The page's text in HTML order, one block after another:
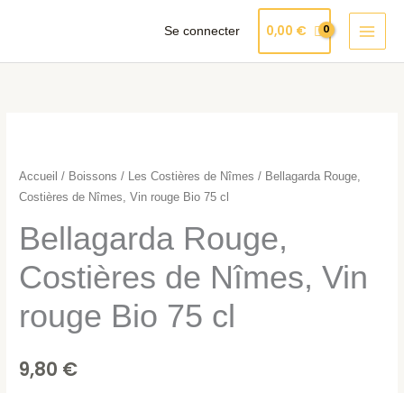
Se connecter 0,00 €
Accueil / Boissons / Les Costières de Nîmes / Bellagarda Rouge,
Costières de Nîmes, Vin rouge Bio 75 cl
Bellagarda Rouge,
Costières de Nîmes, Vin
rouge Bio 75 cl
9,80 €
Bellagarda
Rouge,
de
Nîmes,
Vin
rouge
cl